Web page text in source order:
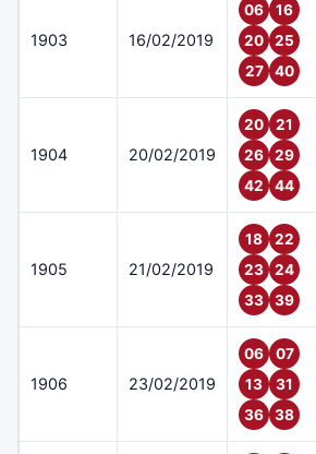
1903 16/02/2019
06
16
20
25
27
40
1904 20/02/2019
20
21
26
29
42
44
1905 21/02/2019
18
22
23
24
33
39
1906 23/02/2019
06
07
13
31
36
38